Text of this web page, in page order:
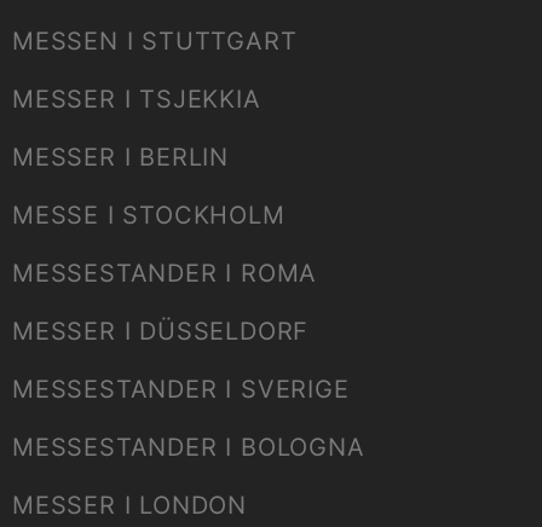
MESSEN I STUTTGART
MESSER I TSJEKKIA
MESSER I BERLIN
MESSE I STOCKHOLM
MESSESTANDER I ROMA
MESSER I DÜSSELDORF
MESSESTANDER I SVERIGE
MESSESTANDER I BOLOGNA
MESSER I LONDON